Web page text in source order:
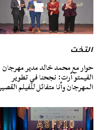
التخت
حوار مع محمد خالد مدير مهرجان
الفيمتو أرت: نجحنا في تطوير
المهرجان وأنا متفائل للفيلم